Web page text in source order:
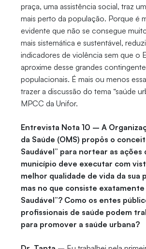
praça, uma assistência social, traz
mais perto da população. Porque é
evidente que não se consegue
mais sistemática e sustentável,
indicadores de violência sem que o
aproxime desse grandes
populacionais. É mais ou menos
trazer a discussão do tema “saúde
MPCC da Unifor.
Entrevista Nota 10 – A
da Saúde (OMS) propôs o
Saudável” para nortear as ações
município deve executar com
melhor qualidade de vida da sua
mas no que consiste exatamente
Saudável”? Como os entes
profissionais de saúde podem
para promover a saúde urbana?